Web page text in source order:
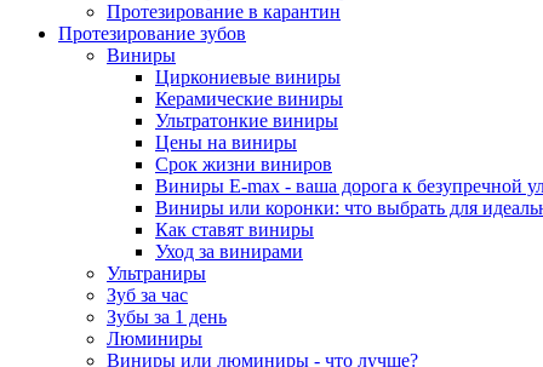
Протезирование в карантин
Протезирование зубов
Виниры
Циркониевые виниры
Керамические виниры
Ультратонкие виниры
Цены на виниры
Срок жизни виниров
Виниры E-max - ваша дорога к безупречной
Виниры или коронки: что выбрать для
Как ставят виниры
Уход за винирами
Ультраниры
Зуб за час
Зубы за 1 день
Люминиры
Виниры или люминиры - что лучше?